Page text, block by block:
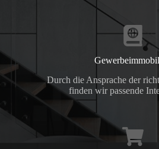
Durch die Ansprache der
finden wir passende